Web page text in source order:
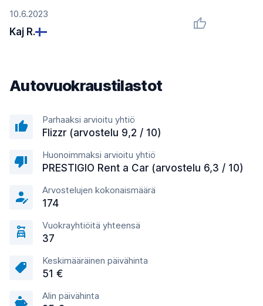
10.6.2023
Kaj R.
Autovuokraustilastot
Parhaaksi arvioitu yhtiö
Flizzr (arvostelu 9,2 / 10)
Huonoimmaksi arvioitu yhtiö
PRESTIGIO Rent a Car (arvostelu 6,3 / 10)
Arvostelujen kokonaismäärä
174
Vuokrayhtiöitä yhteensä
37
Keskimääräinen päivähinta
51 €
Alin päivähinta